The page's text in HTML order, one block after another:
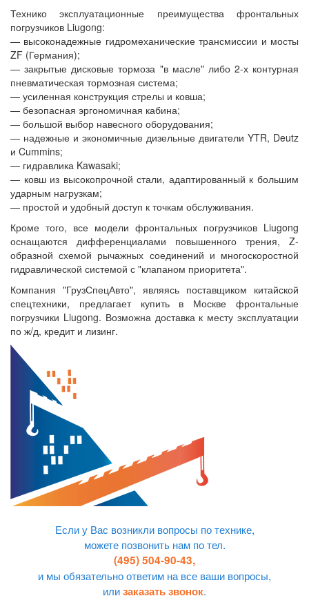
Технико эксплуатационные преимущества фронтальных
погрузчиков Liugong:
— высоконадежные гидромеханические трансмиссии и мосты
ZF (Германия);
— закрытые дисковые тормоза "в масле" либо 2-х контурная
пневматическая тормозная система;
— усиленная конструкция стрелы и ковша;
— безопасная эргономичная кабина;
— большой выбор навесного оборудования;
— надежные и экономичные дизельные двигатели YTR, Deutz
и Cummins;
— гидравлика Kawasaki;
— ковш из высокопрочной стали, адаптированный к большим
ударным нагрузкам;
— простой и удобный доступ к точкам обслуживания.
Кроме того, все модели фронтальных погрузчиков Liugong
оснащаются дифференциалами повышенного трения, Z-
образной схемой рычажных соединений и многоскоростной
гидравлической системой с "клапаном приоритета".
Компания "ГрузСпецАвто", являясь поставщиком китайской
спецтехники, предлагает купить в Москве фронтальные
погрузчики Liugong. Возможна доставка к месту эксплуатации
по ж/д, кредит и лизинг.
Если у Вас возникли вопросы по технике,
можете позвонить нам по тел.
(495) 504-90-43,
и мы обязательно ответим на все ваши вопросы,
илизаказать звонок.